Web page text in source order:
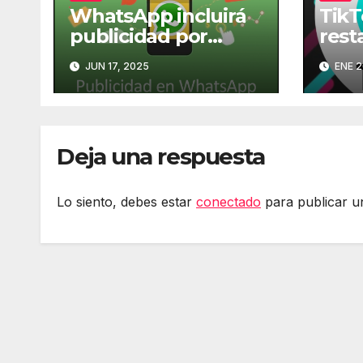
WhatsApp incluirá
publicidad por
primera vez en su
historia
JUN 17, 2025
enENE
Deja una respuesta
Lo siento, debes estar conectado para publicar